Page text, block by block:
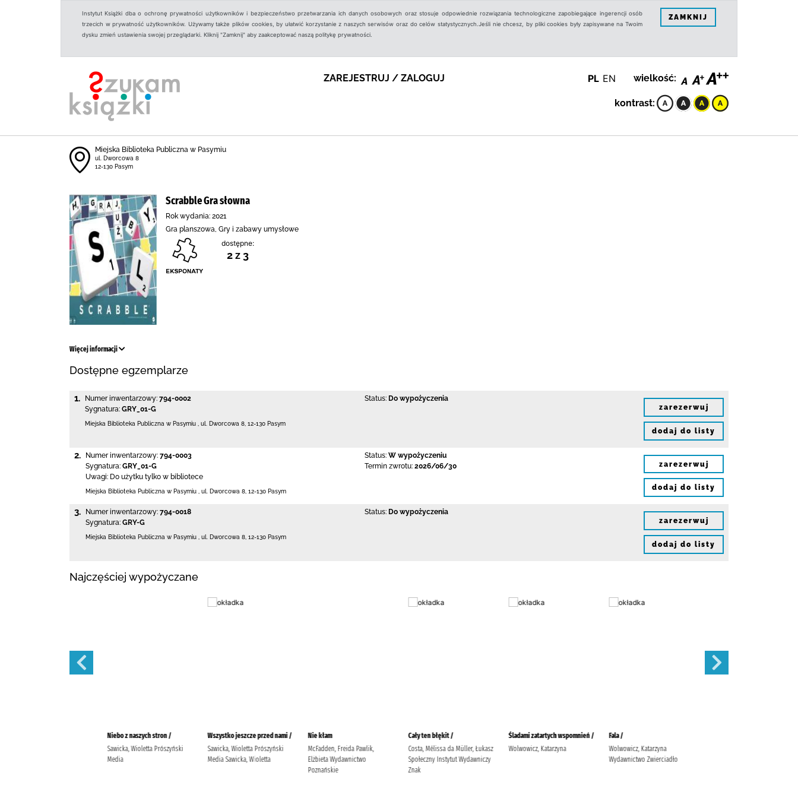
Instytut Książki dba o ochronę prywatności użytkowników i bezpieczeństwo przetwarzania ich danych osobowych oraz stosuje odpowiednie rozwiązania technologiczne zapobiegające ingerencji osób
trzecich w prywatność użytkowników. Używamy także plików cookies, by ułatwić korzystanie z naszych serwisów oraz do celów statystycznych.Jeśli nie chcesz, by pliki cookies były zapisywane na Twoim
dysku zmień ustawienia swojej przeglądarki. Kliknij "Zamknij" aby zaakceptować naszą politykę prywatności.
ZAMKNIJ
ZAREJESTRUJ / ZALOGUJ PL EN wielkość:
kontrast:
Miejska Biblioteka Publiczna w Pasymiu
ul. Dworcowa 8
12-130 Pasym
Scrabble Gra słowna
Rok wydania: 2021
Gra planszowa, Gry i zabawy umysłowe
dostępne:
2 z 3
Więcej informacji
Dostępne egzemplarze
1. Numer inwentarzowy: 794-0002
Sygnatura: GRY_01-G
Status: Do wypożyczenia
Miejska Biblioteka Publiczna w Pasymiu ul. Dworcowa 8 12-130 Pasym
zarezerwuj
dodaj do listy
2. Numer inwentarzowy: 794-0003
Sygnatura: GRY_01-G
Uwagi: Do użytku tylko w bibliotece
Status: W wypożyczeniu
Termin zwrotu: 2026/06/30
Miejska Biblioteka Publiczna w Pasymiu ul. Dworcowa 8 12-130 Pasym
zarezerwuj
dodaj do listy
3. Numer inwentarzowy: 794-0018
Sygnatura: GRY-G
Status: Do wypożyczenia
Miejska Biblioteka Publiczna w Pasymiu , ul. Dworcowa 8, 12-130 Pasym
zarezerwuj
dodaj do listy
Najczęściej wypożyczane
Niebo z naszych stron /
Sawicka, Wioletta Prószyński
Media
Wszystko jeszcze przed nami /
Sawicka, Wioletta Prószyński
Media Sawicka, Wioletta
Nie kłam
McFadden, Freida Pawlik,
Elżbieta Wydawnictwo
Poznańskie
Cały ten błękit /
Costa, Mélissa da Müller, Łukasz
Społeczny Instytut Wydawniczy
Znak
Śladami zatartych wspomnień /
Wolwowicz, Katarzyna
Fala /
Wolwowicz, Katarzyna
Wydawnictwo Zwierciadło